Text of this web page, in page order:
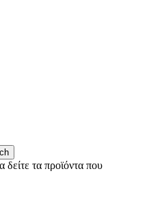
δείτε τα προϊόντα που